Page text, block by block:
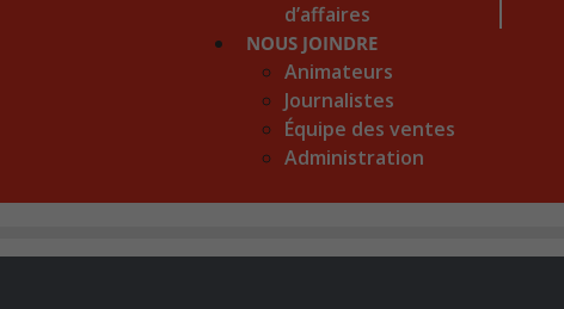
d’affaires
NOUS JOINDRE
Animateurs
Journalistes
Équipe des ventes
Administration